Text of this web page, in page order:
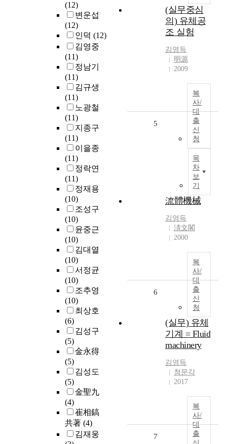
(12)
변운섭
(12)
인덕 (12)
김영중
(11)
정남기
(11)
김규생
(11)
노광철
(11)
지종구
(11)
이을종
(11)
정락연
(11)
정재용
(10)
조성구
(10)
윤중근
(10)
김대열
(10)
서정균
(10)
조추영
(10)
최상호
(6)
김성구
(5)
金永得
(5)
김성도
(5)
金聖九
(4)
崔相鎬
共著 (4)
김재웅
(실무중심
의) 유체공
조 실험
김영득
明源
2009
복
사/
대
출
신
청
목
차
보
기
5
流體機械
김영득
淸文閣
2000
복
사/
대
출
신
청
6
(실무) 유체
기계 = Fluid
machinery
김영득
청문각
2017
복
사/
대
출
7